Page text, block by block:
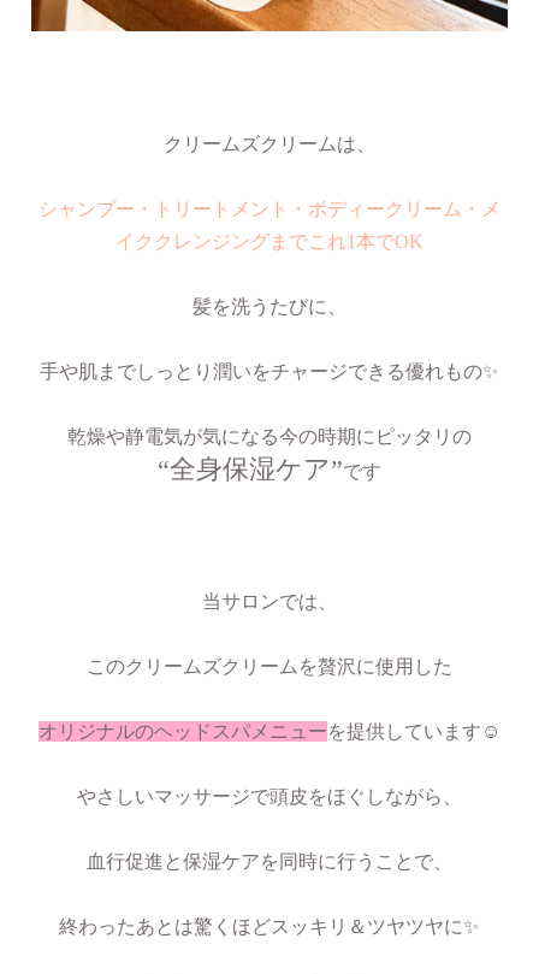
クリームズクリームは、
シャンプー・トリートメント・ボディークリーム・メ
イククレンジングまでこれ1本でOK
髪を洗うたびに、
手や肌までしっとり潤いをチャージできる優れもの✨
乾燥や静電気が気になる今の時期にピッタリの
“全身保湿ケア”です
当サロンでは、
このクリームズクリームを贅沢に使用した
オリジナルのヘッドスパメニューを提供しています☺
やさしいマッサージで頭皮をほぐしながら、
血行促進と保湿ケアを同時に行うことで、
終わったあとは驚くほどスッキリ＆ツヤツヤに✨